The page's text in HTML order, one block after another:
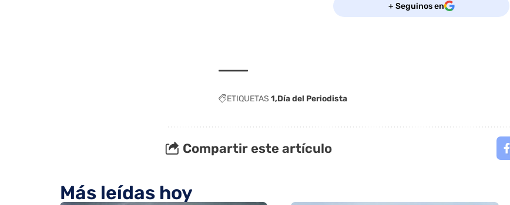
+ Seguinos en
ETIQUETAS 1 Día del Periodista
Compartir este artículo
Más leídas hoy